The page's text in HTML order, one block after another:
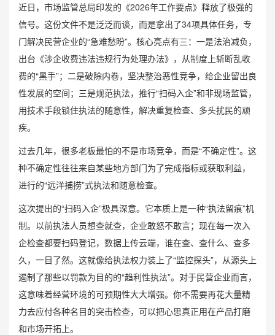
近日，市场监管总局印发的《2026年工作要点》释放了极强的
信号。这份文件不是泛泛而谈，而是拿出了34项具体任务，专
门解决民营企业的“急难愁盼”。核心亮点有三：一是法治减负，
出台《涉企收费违法违规行为处理办法》，从制度上斩断乱收
费的“黑手”；二是破除内卷，坚决整治恶性竞争，给企业留出良
性发展的空间；三是规范执法，推行“扫码入企”和非现场监管，
用技术手段锁住执法的随意性，解决重复检查、多头扰民的顽
疾。
过去几年，很多老板最怕的不是市场竞争，而是“不确定性”。这
种不确定性往往来自某些地方部门为了完成指标或获取利益，
进行的“远洋捕捞”式执法和随意检查。
这次提出的“扫码入企”极具深意。它本质上是一种“执法留痕”机
制。以前执法人员想查就查，企业敢怒不敢言；现在每一次入
企检查都要扫码登记，数据上传云端，谁在查、查什么、查多
久，一目了然。这就像给执法权力装上了“监控探头”，从源头上
遏制了那些以罚款为目的的“趋利性执法”。对于民营企业而言，
这意味着经营环境的可预期性大大增强。你不需要再花大量精
力去应付各种名目的突击检查，可以把心思真正用在产品打磨
和市场开拓上。